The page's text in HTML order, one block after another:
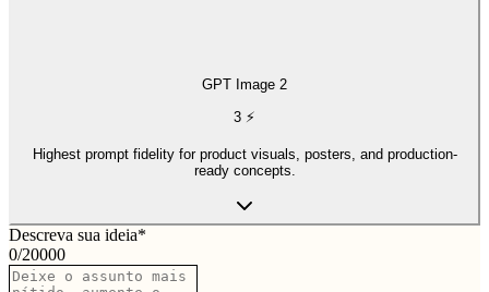
GPT Image 2
3 ⚡
Highest prompt fidelity for product visuals, posters, and production-
ready concepts.
Descreva sua ideia*
0/20000